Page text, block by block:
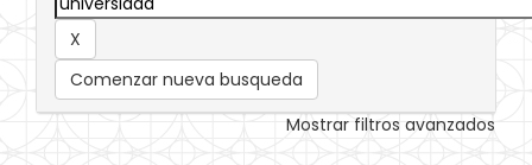
Comenzar nueva busqueda
Mostrar filtros avanzados